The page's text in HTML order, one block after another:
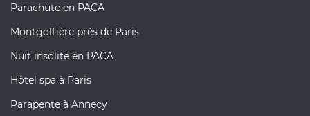
Parachute en PACA
Montgolfière près de Paris
Nuit insolite en PACA
Hôtel spa à Paris
Parapente à Annecy